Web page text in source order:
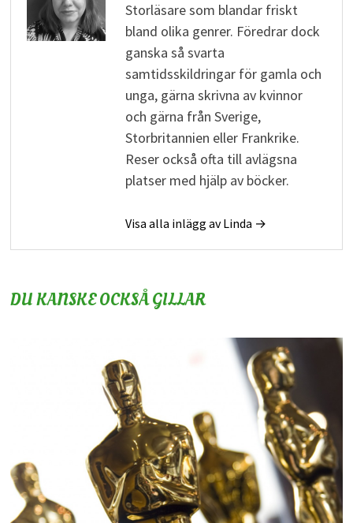
Storläsare som blandar friskt
bland olika genrer. Föredrar dock
ganska så svarta
samtidsskildringar för gamla och
unga, gärna skrivna av kvinnor
och gärna från Sverige,
Storbritannien eller Frankrike.
Reser också ofta till avlägsna
platser med hjälp av böcker.
Visa alla inlägg av Linda →
DU KANSKE OCKSÅ GILLAR